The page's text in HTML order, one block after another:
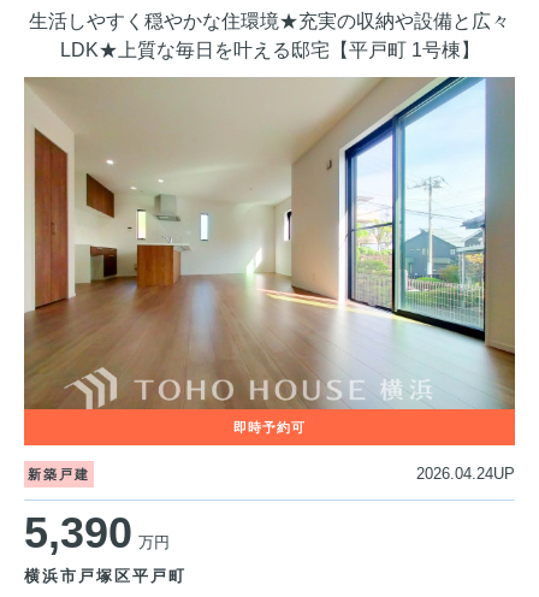
生活しやすく穏やかな住環境★充実の収納や設備と広々
LDK★上質な毎日を叶える邸宅【平戸町 1号棟】
新築戸建 2026.04.24UP
5,390 万円
横浜市戸塚区平戸町